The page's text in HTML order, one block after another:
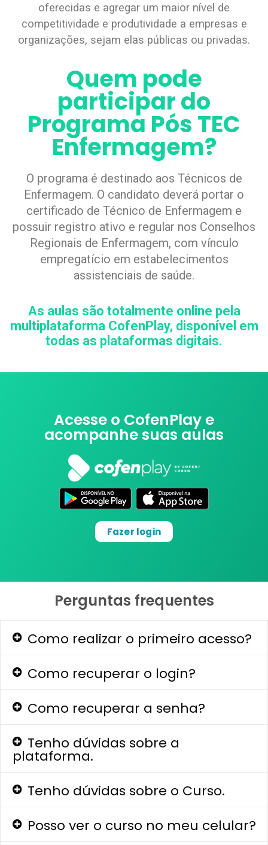
oferecidas e agregar um maior nível de
competitividade e produtividade a empresas e
organizações, sejam elas públicas ou privadas.
Quem pode
participar do
Programa Pós TEC
Enfermagem?
O programa é destinado aos Técnicos de
Enfermagem. O candidato deverá portar o
certificado de Técnico de Enfermagem e
possuir registro ativo e regular nos Conselhos
Regionais de Enfermagem, com vínculo
empregatício em estabelecimentos
assistenciais de saúde.
As aulas são totalmente online pela
multiplataforma CofenPlay, disponível em
todas as plataformas digitais.
Acesse o CofenPlay e
acompanhe suas aulas
Fazer login
Perguntas frequentes
Como realizar o primeiro acesso?
Como recuperar o login?
Como recuperar a senha?
Tenho dúvidas sobre a
plataforma.
Tenho dúvidas sobre o Curso.
Posso ver o curso no meu celular?